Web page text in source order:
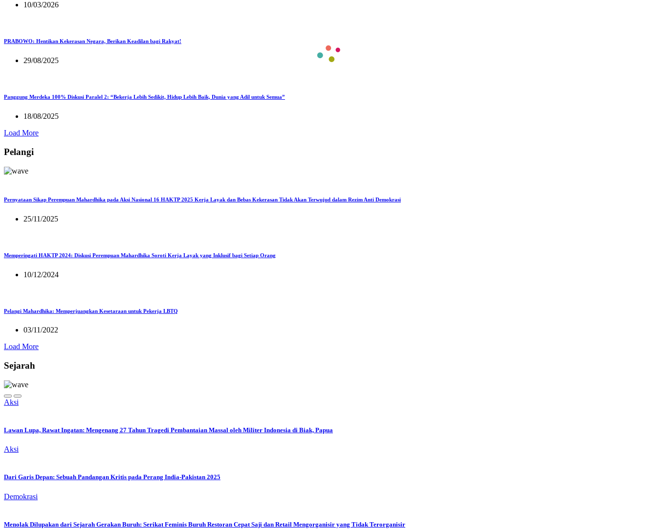
10/03/2026
PRABOWO: Hentikan Kekerasan Negara, Berikan Keadilan bagi Rakyat!
29/08/2025
Panggung Merdeka 100% Diskusi Paralel 2: “Bekerja Lebih Sedikit, Hidup Lebih Baik, Dunia yang Adil untuk Semua”
18/08/2025
Load More
Pelangi
Pernyataan Sikap Perempuan Mahardhika pada Aksi Nasional 16 HAKTP 2025 Kerja Layak dan Bebas Kekerasan Tidak Akan Terwujud dalam Rezim Anti Demokrasi
25/11/2025
Memperingati HAKTP 2024: Diskusi Perempuan Mahardhika Soroti Kerja Layak yang Inklusif bagi Setiap Orang
10/12/2024
Pelangi Mahardhika: Memperjuangkan Kesetaraan untuk Pekerja LBTQ
03/11/2022
Load More
Sejarah
Aksi
Lawan Lupa, Rawat Ingatan: Mengenang 27 Tahun Tragedi Pembantaian Massal oleh Militer Indonesia di Biak, Papua
Aksi
Dari Garis Depan: Sebuah Pandangan Kritis pada Perang India-Pakistan 2025
Demokrasi
Menolak Dilupakan dari Sejarah Gerakan Buruh: Serikat Feminis Buruh Restoran Cepat Saji dan Retail Mengorganisir yang Tidak Terorganisir